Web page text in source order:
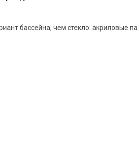
бассейна, чем стекло: акриловые